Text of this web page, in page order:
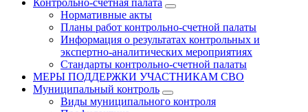
Контрольно-счетная палата
Нормативные акты
Планы работ контрольно-счетной палаты
Информация о результатах контрольных и
экспертно-аналитических мероприятиях
Стандарты контрольно-счетной палаты
МЕРЫ ПОДДЕРЖКИ УЧАСТНИКАМ СВО
Муниципальный контроль
Виды муниципального контроля